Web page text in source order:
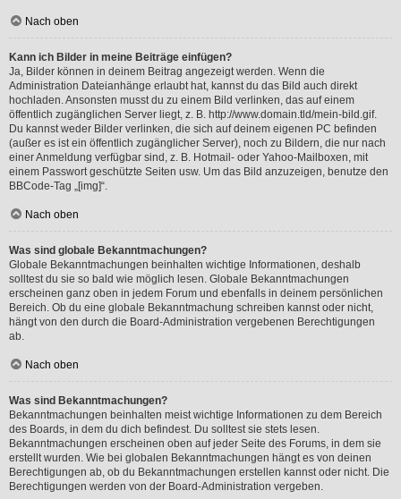
Nach oben
Kann ich Bilder in meine Beiträge einfügen?
Ja, Bilder können in deinem Beitrag angezeigt werden. Wenn die
Administration Dateianhänge erlaubt hat, kannst du das Bild auch direkt
hochladen. Ansonsten musst du zu einem Bild verlinken, das auf einem
öffentlich zugänglichen Server liegt, z. B. http://www.domain.tld/mein-bild.gif.
Du kannst weder Bilder verlinken, die sich auf deinem eigenen PC befinden
(außer es ist ein öffentlich zugänglicher Server), noch zu Bildern, die nur nach
einer Anmeldung verfügbar sind, z. B. Hotmail- oder Yahoo-Mailboxen, mit
einem Passwort geschützte Seiten usw. Um das Bild anzuzeigen, benutze den
BBCode-Tag „[img]“.
Nach oben
Was sind globale Bekanntmachungen?
Globale Bekanntmachungen beinhalten wichtige Informationen, deshalb
solltest du sie so bald wie möglich lesen. Globale Bekanntmachungen
erscheinen ganz oben in jedem Forum und ebenfalls in deinem persönlichen
Bereich. Ob du eine globale Bekanntmachung schreiben kannst oder nicht,
hängt von den durch die Board-Administration vergebenen Berechtigungen
ab.
Nach oben
Was sind Bekanntmachungen?
Bekanntmachungen beinhalten meist wichtige Informationen zu dem Bereich
des Boards, in dem du dich befindest. Du solltest sie stets lesen.
Bekanntmachungen erscheinen oben auf jeder Seite des Forums, in dem sie
erstellt wurden. Wie bei globalen Bekanntmachungen hängt es von deinen
Berechtigungen ab, ob du Bekanntmachungen erstellen kannst oder nicht. Die
Berechtigungen werden von der Board-Administration vergeben.